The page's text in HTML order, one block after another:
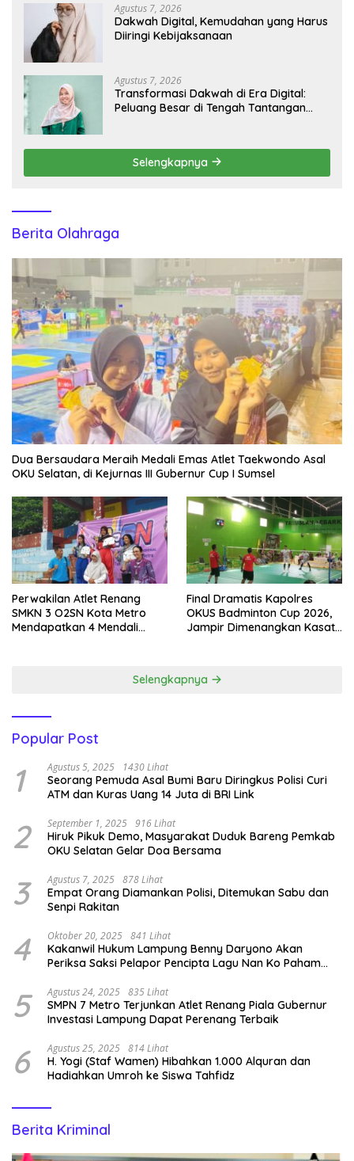
Agustus 7, 2026
Dakwah Digital, Kemudahan yang Harus
Diiringi Kebijaksanaan
Agustus 7, 2026
Transformasi Dakwah di Era Digital:
Peluang Besar di Tengah Tantangan
Selengkapnya
Berita Olahraga
Dua Bersaudara Meraih Medali Emas Atlet Taekwondo Asal
OKU Selatan, di Kejurnas III Gubernur Cup I Sumsel
Perwakilan Atlet Renang
SMKN 3 O2SN Kota Metro
Mendapatkan 4 Mendali
Final Dramatis Kapolres
OKUS Badminton Cup 2026,
Jampir Dimenangkan Kasat
Selengkapnya
Popular Post
1 Agustus 5, 2025 1430 Lihat
Seorang Pemuda Asal Bumi Baru Diringkus Polisi Curi
ATM dan Kuras Uang 14 Juta di BRI Link
2 September 1, 2025 916 Lihat
Hiruk Pikuk Demo, Masyarakat Duduk Bareng Pemkab
OKU Selatan Gelar Doa Bersama
3 Agustus 7, 2025 878 Lihat
Empat Orang Diamankan Polisi, Ditemukan Sabu dan
Senpi Rakitan
4 Oktober 20, 2025 841 Lihat
Kakanwil Hukum Lampung Benny Daryono Akan
Periksa Saksi Pelapor Pencipta Lagu Nan Ko Paham
5 Agustus 24, 2025 835 Lihat
SMPN 7 Metro Terjunkan Atlet Renang Piala Gubernur
Investasi Lampung Dapat Perenang Terbaik
6 Agustus 25, 2025 814 Lihat
H. Yogi (Staf Wamen) Hibahkan 1.000 Alquran dan
Hadiahkan Umroh ke Siswa Tahfidz
Berita Kriminal